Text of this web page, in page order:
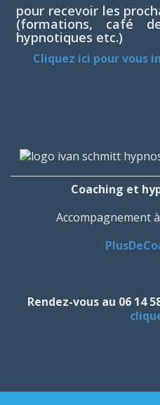
pour recevoir les
(formations, café
hypnotiques etc.)
Cliquez ici pour vous
Coaching et
Accompagnement
Rendez-vous au 06 14